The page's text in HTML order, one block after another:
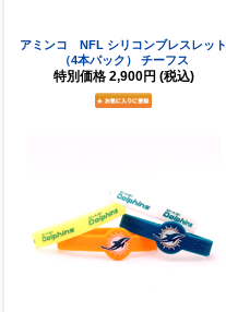
アミンコ NFL シリコンブレスレット
（4本パック） チーフス
特別価格 2,900円 (税込)